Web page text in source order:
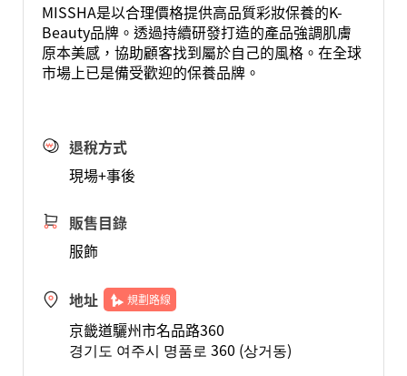
MISSHA是以合理價格提供高品質彩妝保養的K-
Beauty品牌。透過持續研發打造的產品強調肌膚
原本美感，協助顧客找到屬於自己的風格。在全球
市場上已是備受歡迎的保養品牌。
退稅方式
現場+事後
販售目錄
服飾
地址 規劃路線
京畿道驪州市名品路360
경기도 여주시 명품로 360 (상거동)